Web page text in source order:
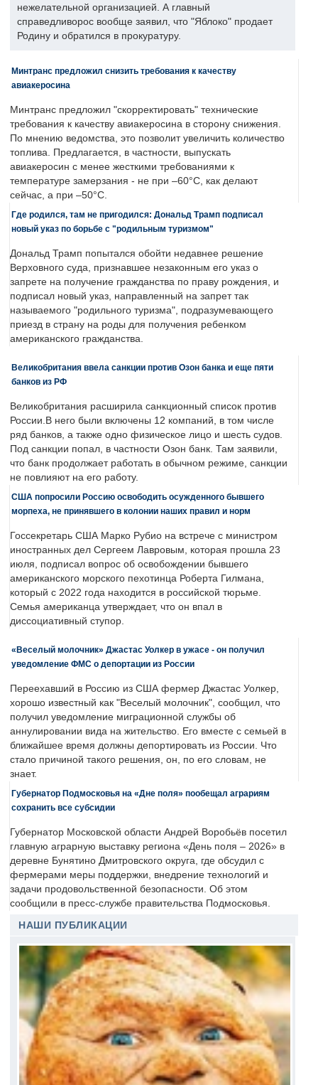
нежелательной организацией. А главный
справедливорос вообще заявил, что "Яблоко" продает
Родину и обратился в прокуратуру.
Минтранс предложил снизить требования к качеству
авиакеросина
Минтранс предложил "скорректировать" технические
требования к качеству авиакеросина в сторону снижения.
По мнению ведомства, это позволит увеличить количество
топлива. Предлагается, в частности, выпускать
авиакеросин с менее жесткими требованиями к
температуре замерзания - не при –60°C, как делают
сейчас, а при –50°C.
Где родился, там не пригодился: Дональд Трамп подписал
новый указ по борьбе с "родильным туризмом"
Дональд Трамп попытался обойти недавнее решение
Верховного суда, признавшее незаконным его указ о
запрете на получение гражданства по праву рождения, и
подписал новый указ, направленный на запрет так
называемого "родильного туризма", подразумевающего
приезд в страну на роды для получения ребенком
американского гражданства.
Великобритания ввела санкции против Озон банка и еще пяти
банков из РФ
Великобритания расширила санкционный список против
России.В него были включены 12 компаний, в том числе
ряд банков, а также одно физическое лицо и шесть судов.
Под санкции попал, в частности Озон банк. Там заявили,
что банк продолжает работать в обычном режиме, санкции
не повлияют на его работу.
США попросили Россию освободить осужденного бывшего
морпеха, не принявшего в колонии наших правил и норм
Госсекретарь США Марко Рубио на встрече с министром
иностранных дел Сергеем Лавровым, которая прошла 23
июля, подписал вопрос об освобождении бывшего
американского морского пехотинца Роберта Гилмана,
который с 2022 года находится в российской тюрьме.
Семья американца утверждает, что он впал в
диссоциативный ступор.
«Веселый молочник» Джастас Уолкер в ужасе - он получил
уведомление ФМС о депортации из России
Переехавший в Россию из США фермер Джастас Уолкер,
хорошо известный как "Веселый молочник", сообщил, что
получил уведомление миграционной службы об
аннулировании вида на жительство. Его вместе с семьей в
ближайшее время должны депортировать из России. Что
стало причиной такого решения, он, по его словам, не
знает.
Губернатор Подмосковья на «Дне поля» пообещал аграриям
сохранить все субсидии
Губернатор Московской области Андрей Воробьёв посетил
главную аграрную выставку региона «День поля – 2026» в
деревне Бунятино Дмитровского округа, где обсудил с
фермерами меры поддержки, внедрение технологий и
задачи продовольственной безопасности. Об этом
сообщили в пресс-службе правительства Подмосковья.
НАШИ ПУБЛИКАЦИИ